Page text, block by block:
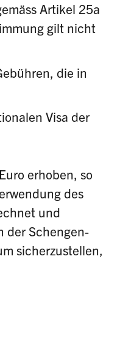
Artikel 25a
gilt nicht
die in
Visa der
erhoben, so
des
und
der Schengen-
sicherzustellen,